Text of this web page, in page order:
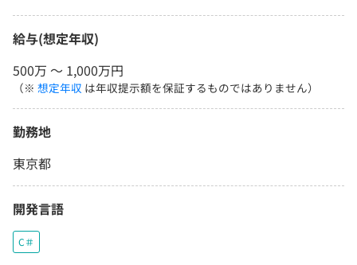
給与(想定年収)
500万 〜 1,000万円
（※ 想定年収 は年収提示額を保証するものではありません）
勤務地
東京都
開発言語
C＃